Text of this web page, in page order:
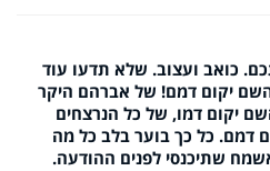
כואב ועצוב. שלא תדעו עוד
יקום דמם! של אברהם היקר
יקום דמו, של כל הנרצחים
דמם. כל כך בוער בלב כל מה
שתיכנסי לפנים ההודעה.